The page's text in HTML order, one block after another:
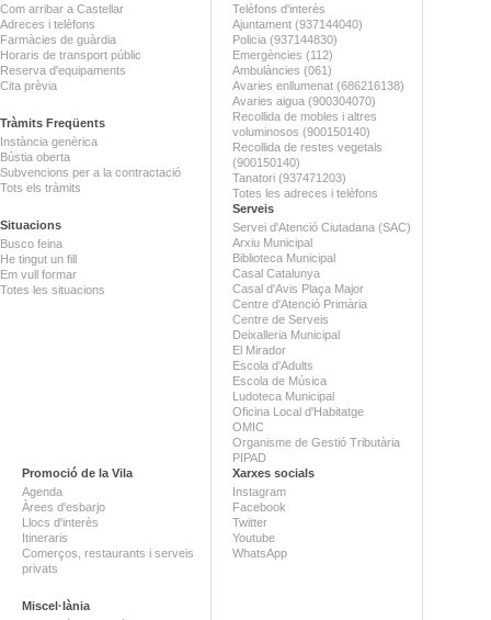
Com arribar a Castellar
Adreces i telèfons
Farmàcies de guàrdia
Horaris de transport públic
Reserva d'equipaments
Cita prèvia
Tràmits Freqüents
Instància genèrica
Bústia oberta
Subvencions per a la contractació
Tots els tràmits
Situacions
Busco feina
He tingut un fill
Em vull formar
Totes les situacions
Telèfons d'interès
Ajuntament (937144040)
Policia (937144830)
Emergències (112)
Ambulàncies (061)
Avaries enllumenat (686216138)
Avaries aigua (900304070)
Recollida de mobles i altres
voluminosos (900150140)
Recollida de restes vegetals
(900150140)
Tanatori (937471203)
Totes les adreces i telèfons
Serveis
Servei d'Atenció Ciutadana (SAC)
Arxiu Municipal
Biblioteca Municipal
Casal Catalunya
Casal d'Avis Plaça Major
Centre d'Atenció Primària
Centre de Serveis
Deixalleria Municipal
El Mirador
Escola d'Adults
Escola de Música
Ludoteca Municipal
Oficina Local d'Habitatge
OMIC
Organisme de Gestió Tributària
PIPAD
Promoció de la Vila
Agenda
Àrees d'esbarjo
Llocs d'interès
Itineraris
Comerços, restaurants i serveis
privats
Miscel·lània
Xarxes socials
Instagram
Facebook
Twitter
Youtube
WhatsApp